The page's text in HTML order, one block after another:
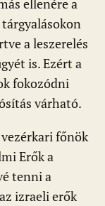
ellenére a
a leszerelés
is. Ezért a
fokozódni
várható.
főnök
Erők a
tenni a
izraeli erők